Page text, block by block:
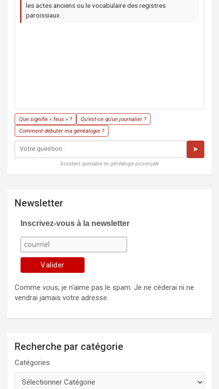
les actes anciens ou le vocabulaire des registres
paroissiaux.
Que signifie « feus » ?
Qu'est-ce qu'un journalier ?
Comment débuter ma généalogie ?
➤
Assistant spécialisé en généalogie provençale
Newsletter
Inscrivez-vous à la newsletter
Comme vous, je n'aime pas le spam. Je ne cèderai ni ne
vendrai jamais votre adresse.
Recherche par catégorie
Catégories